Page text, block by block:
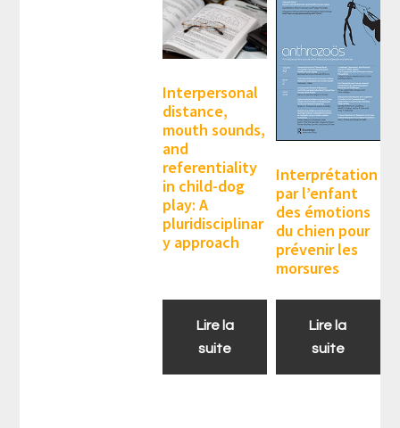
Interpersonal
distance,
mouth sounds,
and
referentiality
in child-dog
play: A
pluridisciplinar
y approach
Lire la
suite
Interprétation
par l’enfant
des émotions
du chien pour
prévenir les
morsures
Lire la
suite